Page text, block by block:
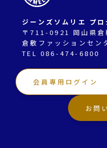
ジーンズソムリエ プ
〒711-0921 岡山県倉
倉敷ファッションセン
TEL 086-474-
会員専用ログイン
お問